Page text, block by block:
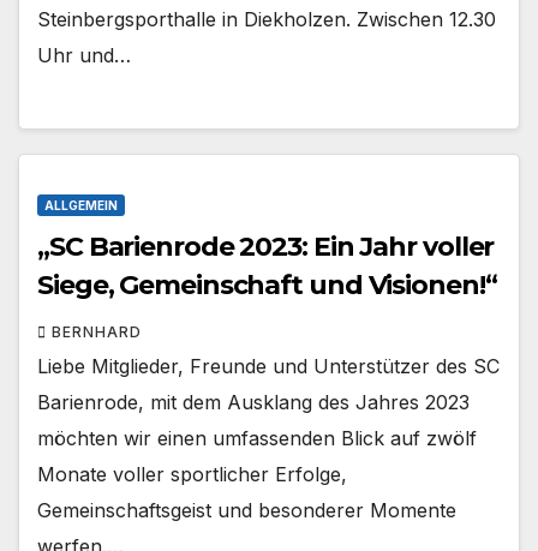
Steinbergsporthalle in Diekholzen. Zwischen 12.30
Uhr und…
ALLGEMEIN
„SC Barienrode 2023: Ein Jahr voller
Siege, Gemeinschaft und Visionen!“
BERNHARD
Liebe Mitglieder, Freunde und Unterstützer des SC
Barienrode, mit dem Ausklang des Jahres 2023
möchten wir einen umfassenden Blick auf zwölf
Monate voller sportlicher Erfolge,
Gemeinschaftsgeist und besonderer Momente
werfen.…